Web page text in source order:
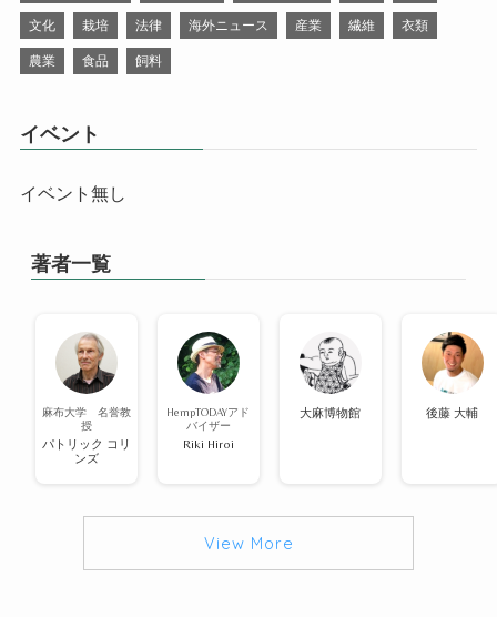
文化 栽培 法律 海外ニュース 産業 繊維 衣類
農業 食品 飼料
イベント
イベント無し
著者一覧
麻布大学 名誉教
授
パトリック コリ
ンズ
HempTODAYアド
バイザー
Riki Hiroi
大麻博物館 後藤 大輔
View More